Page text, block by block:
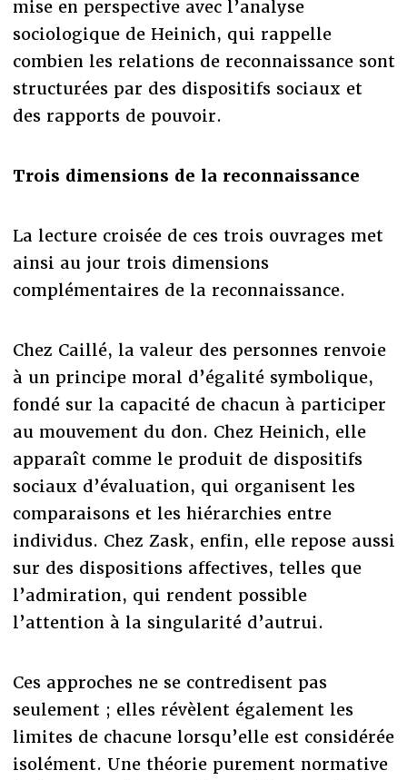
mise en perspective avec l’analyse
sociologique de Heinich, qui rappelle
combien les relations de reconnaissance sont
structurées par des dispositifs sociaux et
des rapports de pouvoir.
Trois dimensions de la reconnaissance
La lecture croisée de ces trois ouvrages met
ainsi au jour trois dimensions
complémentaires de la reconnaissance.
Chez Caillé, la valeur des personnes renvoie
à un principe moral d’égalité symbolique,
fondé sur la capacité de chacun à participer
au mouvement du don. Chez Heinich, elle
apparaît comme le produit de dispositifs
sociaux d’évaluation, qui organisent les
comparaisons et les hiérarchies entre
individus. Chez Zask, enfin, elle repose aussi
sur des dispositions affectives, telles que
l’admiration, qui rendent possible
l’attention à la singularité d’autrui.
Ces approches ne se contredisent pas
seulement ; elles révèlent également les
limites de chacune lorsqu’elle est considérée
isolément. Une théorie purement normative